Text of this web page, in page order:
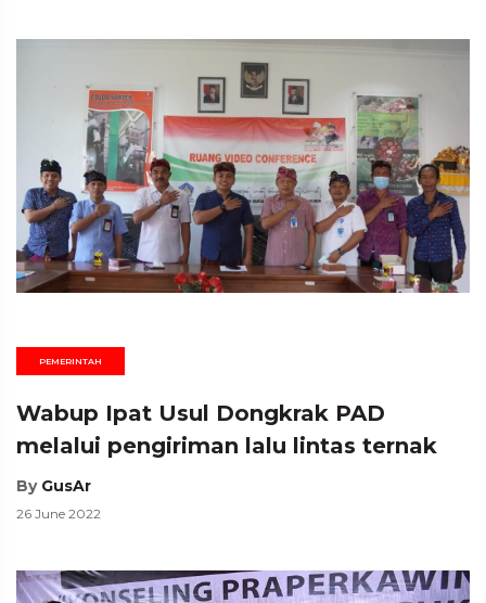
PEMERINTAH
Wabup Ipat Usul Dongkrak PAD
melalui pengiriman lalu lintas ternak
By GusAr
26 June 2022